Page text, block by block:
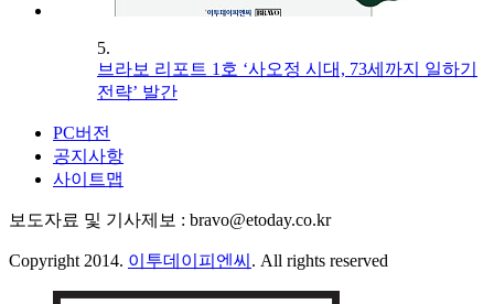
5.
브라보 리포트 1호 ‘사오정 시대, 73세까지 일하기
전략’ 발간
PC버전
공지사항
사이트맵
보도자료 및 기사제보 : bravo@etoday.co.kr
Copyright 2014. 이투데이피엔씨 . All rights reserved